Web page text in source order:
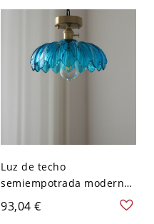
Azul 110 A 120 V Luz
Luz de techo
semiempotrada moderna
en forma de cúpula para
dormitorio - Azul 110 A
93,04 €